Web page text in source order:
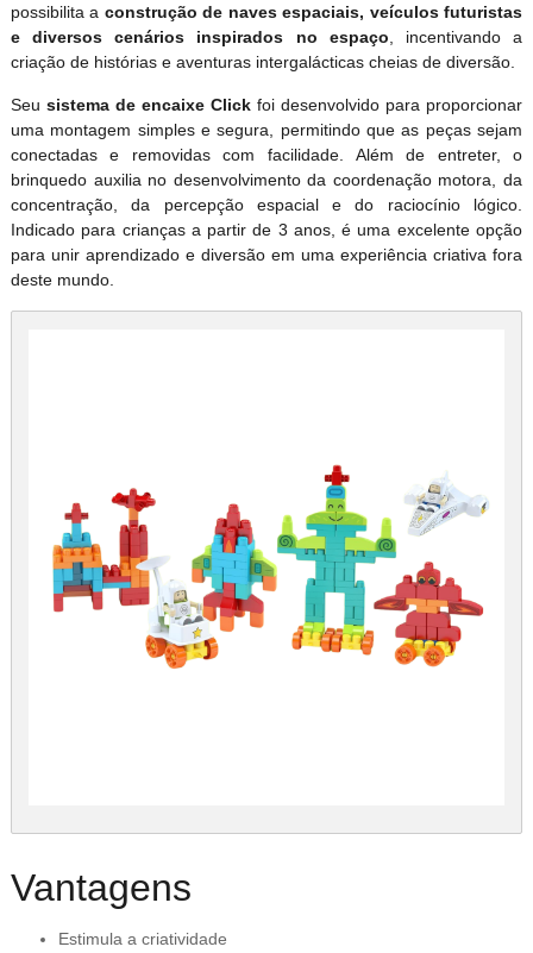
possibilita a construção de naves espaciais, veículos futuristas
e diversos cenários inspirados no espaço, incentivando a
criação de histórias e aventuras intergalácticas cheias de diversão.
Seu sistema de encaixe Click foi desenvolvido para proporcionar
uma montagem simples e segura, permitindo que as peças sejam
conectadas e removidas com facilidade. Além de entreter, o
brinquedo auxilia no desenvolvimento da coordenação motora, da
concentração, da percepção espacial e do raciocínio lógico.
Indicado para crianças a partir de 3 anos, é uma excelente opção
para unir aprendizado e diversão em uma experiência criativa fora
deste mundo.
Vantagens
Estimula a criatividade